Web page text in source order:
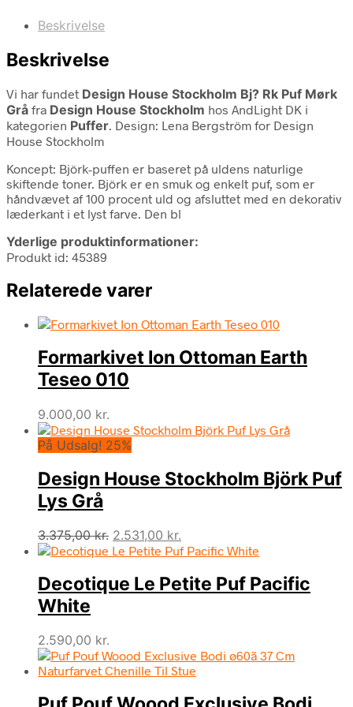
Beskrivelse
Beskrivelse
Vi har fundet Design House Stockholm Bj? Rk Puf Mørk
Grå fra Design House Stockholm hos AndLight DK i
kategorien Puffer. Design: Lena Bergström for Design
House Stockholm
Koncept: Björk-puffen er baseret på uldens naturlige
skiftende toner. Björk er en smuk og enkelt puf, som er
håndvævet af 100 procent uld og afsluttet med en dekorativ
læderkant i et lyst farve. Den bl
Yderlige produktinformationer:
Produkt id: 45389
Relaterede varer
Formarkivet Ion Ottoman Earth
Teseo 010
9.000,00 kr.
På Udsalg! 25%
Design House Stockholm Björk Puf
Lys Grå
3.375,00kr. Den
oprindelige
var:
3.375,00 kr..
2.531,00 kr.
aktuelle
er:
2.531,00 kr..
Decotique Le Petite Puf Pacific
White
2.590,00 kr.